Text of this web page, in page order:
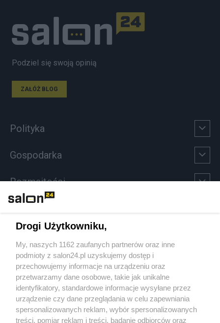
Podziel się swoją opinią
ZAŁÓŻ BLOG
Polityka
Gospodarka
Rozmaitości
Sport
Społeczeństwo
Kultura
Drogi Użytkowniku,
My, naszych 1162 zaufanych partnerów oraz inne
podmioty z salon24.pl uzyskujemy dostęp i
przechowujemy informacje na urządzeniu oraz
przetwarzamy dane osobowe, takie jak unikalne
identyfikatory, standardowe informacje wysyłane przez
urządzenie czy dane przeglądania w celu zapewniania
spersonalizowanych reklam, wybór spersonalizowanych
treści, pomiar reklam i treści, badanie odbiorców oraz